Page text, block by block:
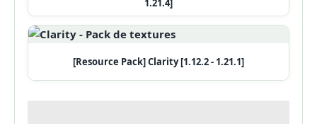
1.21.4]
[Resource Pack] Clarity [1.12.2 - 1.21.1]